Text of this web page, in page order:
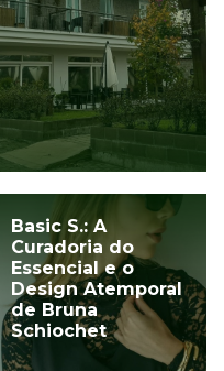
Basic S.: A
Curadoria do
Essencial e o
Design Atemporal
de Bruna
Schiochet